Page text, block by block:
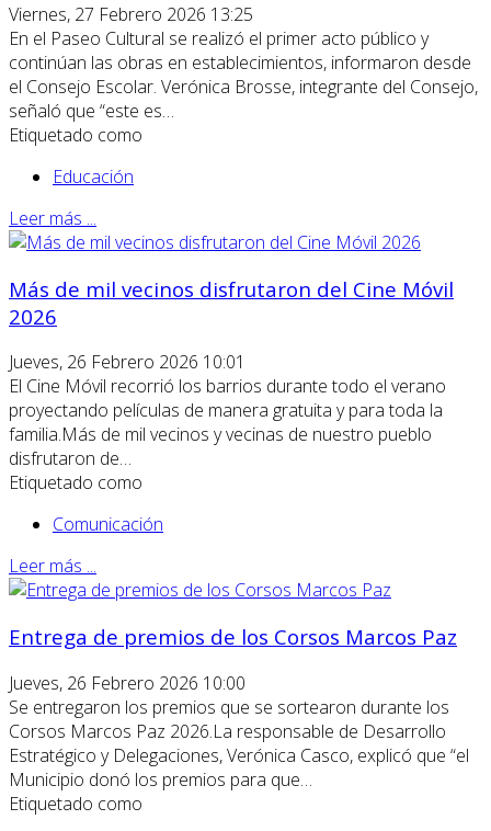
Viernes, 27 Febrero 2026 13:25
En el Paseo Cultural se realizó el primer acto público y
continúan las obras en establecimientos, informaron desde
el Consejo Escolar. Verónica Brosse, integrante del Consejo,
señaló que “este es…
Etiquetado como
Educación
Leer más ...
Más de mil vecinos disfrutaron del Cine Móvil
2026
Jueves, 26 Febrero 2026 10:01
El Cine Móvil recorrió los barrios durante todo el verano
proyectando películas de manera gratuita y para toda la
familia.Más de mil vecinos y vecinas de nuestro pueblo
disfrutaron de…
Etiquetado como
Comunicación
Leer más ...
Entrega de premios de los Corsos Marcos Paz
Jueves, 26 Febrero 2026 10:00
Se entregaron los premios que se sortearon durante los
Corsos Marcos Paz 2026.La responsable de Desarrollo
Estratégico y Delegaciones, Verónica Casco, explicó que “el
Municipio donó los premios para que…
Etiquetado como